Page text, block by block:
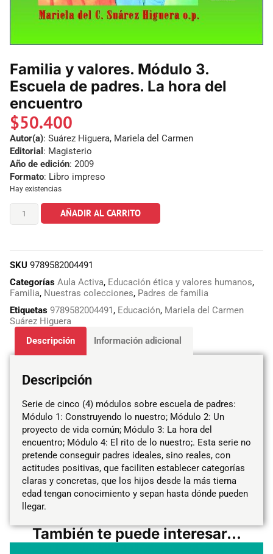
Familia y valores. Módulo 3.
Escuela de padres. La hora del
encuentro
$50.400
Autor(a): Suárez Higuera, Mariela del Carmen
Editorial : Magisterio
Año de edición: 2009
Formato: Libro impreso
Hay existencias
AÑADIR AL CARRITO
SKU 9789582004491
Categorías Aula Activa, Educación ética y valores humanos,
Familia, Nuestras colecciones, Padres de familia
Etiquetas 9789582004491, Educación, Mariela del Carmen
Suárez Higuera
Descripción
Información adicional
Descripción
Serie de cinco (4) módulos sobre escuela de padres:
Módulo 1: Construyendo lo nuestro; Módulo 2: Un
proyecto de vida común; Módulo 3: La hora del
encuentro; Módulo 4: El rito de lo nuestro;. Esta serie no
pretende conseguir padres ideales, sino reales, con
actitudes positivas, que faciliten establecer categorías
claras y concretas, que los hijos desde la más tierna
edad tengan conocimiento y sepan hasta dónde pueden
llegar.
También te puede interesar...